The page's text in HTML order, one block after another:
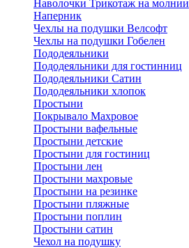
Наволочки Трикотаж на молнии
Наперник
Чехлы на подушки Велсофт
Чехлы на подушки Гобелен
Пододеяльники
Пододеяльники для гостинниц
Пододеяльники Сатин
Пододеяльники хлопок
Простыни
Покрывало Махровое
Простыни вафельные
Простыни детские
Простыни для гостиниц
Простыни лен
Простыни махровые
Простыни на резинке
Простыни пляжные
Простыни поплин
Простыни сатин
Чехол на подушку